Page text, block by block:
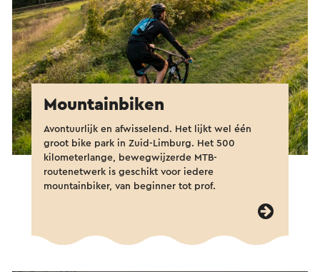
Mountainbiken
Avontuurlijk en afwisselend. Het lijkt wel één
groot bike park in Zuid-Limburg. Het 500
kilometerlange, bewegwijzerde MTB-
routenetwerk is geschikt voor iedere
mountainbiker, van beginner tot prof.